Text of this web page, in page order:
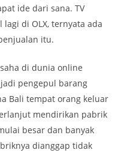
ide dari sana. TV
di OLX, ternyata ada
itu.
di dunia online
pengepul barang
Bali tempat orang keluar
mendirikan pabrik
besar dan banyak
dianggap tidak